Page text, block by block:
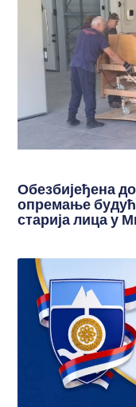
Обезбијеђена
опремање
старија лица у